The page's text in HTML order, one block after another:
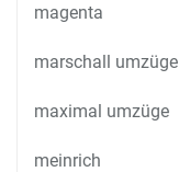
magenta
marschall umzüge
maximal umzüge
meinrich